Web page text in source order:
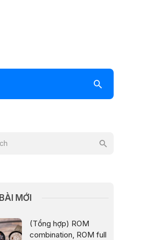
BÀI MỚI
(Tổng hợp) ROM
combination, ROM full